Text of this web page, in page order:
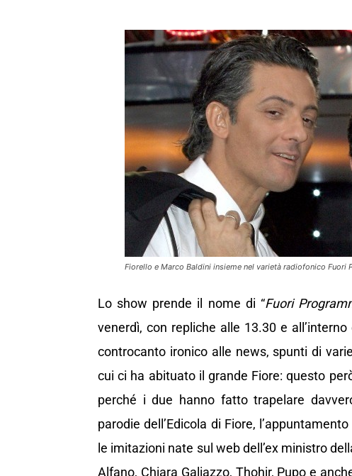
Fiorello e Marco Baldini insieme nel varietà radiofonico Fuori
Lo show prende il nome di “Fuori
venerdì, con repliche alle 13.30 e
controcanto ironico alle news, spunti di
cui ci ha abituato il grande Fiore: questo
perché i due hanno fatto trapelare
parodie dell’Edicola di Fiore,
le imitazioni nate sul web dell’ex ministro
Alfano, Chiara Galiazzo, Thohir, Pupo e